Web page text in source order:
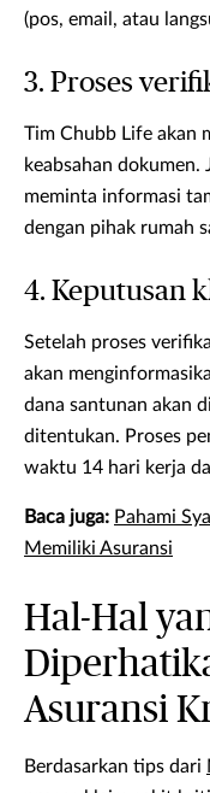
(pos, email, atau
3. Proses
Tim Chubb Life akan
keabsahan
meminta informasi
dengan pihak rumah
4. Keputusan
Setelah proses
akan
dana santunan akan
ditentukan. Proses
waktu 14 hari kerja
Baca juga: Pahami
Memiliki Asuransi
Hal-Hal
Asuransi
Berdasarkan tips dari